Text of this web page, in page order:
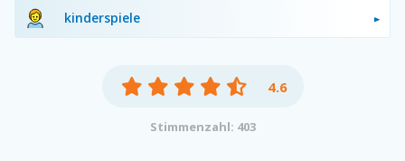
kinderspiele
4.6
Stimmenzahl: 403